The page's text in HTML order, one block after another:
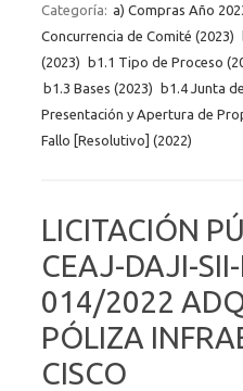
Categoría: a) Compras Año
Concurrencia de Comité (2023)
(2023) b1.1 Tipo de Proceso
b1.3 Bases (2023) b1.4 Junta
Presentación y Apertura de
Fallo [Resolutivo] (2022)
LICITACIÓN
CEAJ-DAJI-SII-
014/2022
PÓLIZA
CISCO